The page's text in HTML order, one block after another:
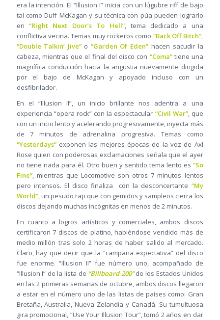
era la intención. El “Illusion I” inicia con un lúgubre riff de bajo
tal como Duff McKagan y su técnica con púa pueden lograrlo
en “Right Next Door’s To Hell”, tema dedicado a una
conflictiva vecina. Temas muy rockeros como “Back Off Bitch”,
“Double Talkin’ Jive”o “Garden Of Eden”hacen sacudir la
cabeza, mientras que el final del disco con “Coma”tiene una
magnífica conducción hacia la angustia nuevamente dirigida
por el bajo de McKagan y apoyado incluso con un
desfibrilador.
En el “Illusion II”, un inicio brillante nos adentra a una
experiencia “opera rock” con la espectacular “Civil War”, que
con un inicio lento y acelerando progresivamente, inyecta más
de 7 minutos de adrenalina progresiva. Temas como
“Yesterdays”exponen las mejores épocas de la voz de Axl
Rose quien con poderosas exclamaciones señala que el ayer
no tiene nada para él. Otro buen y sentido tema lento es “So
Fine”, mientras que Locomotive son otros 7 minutos lentos
pero intensos. El disco finaliza con la desconcertante “My
World”, un pesudo rap que con gemidos y sampleos cierra los
discos dejando muchas incógnitas en menos de 2 minutos.
En cuanto a logros artísticos y comerciales, ambos discos
certificaron 7 discos de platino, habiéndose vendido más de
medio millón tras solo 2 horas de haber salido al mercado.
Claro, hay que decir que la “campaña expectativa” del disco
fue enorme. “Illusion II” fue número uno, acompañado de
“Illusion I” de la lista de “Billboard 200”de los Estados Unidos
en las 2 primeras semanas de octubre, ambos discos llegaron
a estar en el número uno de las listas de países como: Gran
Bretaña, Australia, Nueva Zelandia y Canadá. Su tumultuosa
gira promocional, “Use Your Illusion Tour”, tomó 2 años en dar